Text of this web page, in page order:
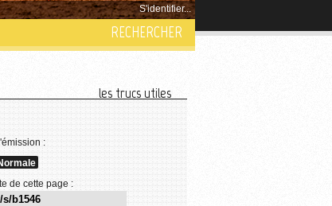
S'identifier...
RECHERCHER
les trucs utiles
:
de cette page :